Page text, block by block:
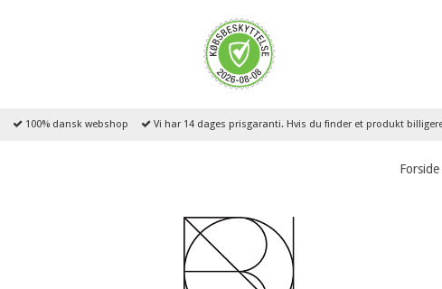
100% dansk webshop Vi har 14 dages prisgaranti. Hvis du finder et produkt
Forside